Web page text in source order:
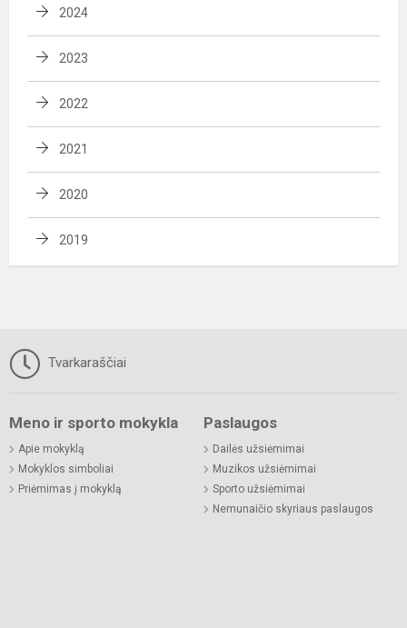
2024
2023
2022
2021
2020
2019
Tvarkaraščiai
Meno ir sporto mokykla
Apie mokyklą
Mokyklos simboliai
Priėmimas į mokyklą
Paslaugos
Dailės užsiėmimai
Muzikos užsiėmimai
Sporto užsiėmimai
Nemunaičio skyriaus paslaugos